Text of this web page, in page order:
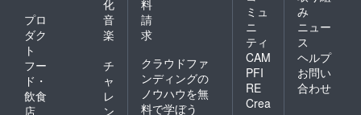
化
プロ
ダク
ト
音
楽
フー
ド・
飲食
店
チ
ャ
レ
ン
料
請
求
クラウドファ
ンディングの
ノウハウを無
料で学ぼう
ミュ
ニ
ティ
CAM
PFI
RE
Crea
み
ニュー
ス
ヘルプ
お問い
合わせ